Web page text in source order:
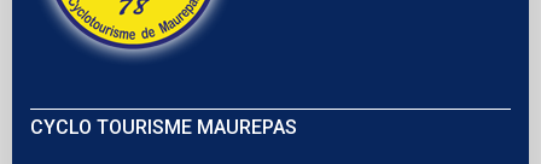
CYCLO TOURISME MAUREPAS